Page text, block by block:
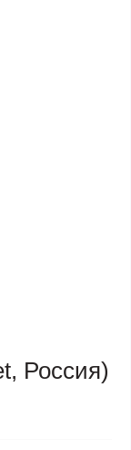
Россия)